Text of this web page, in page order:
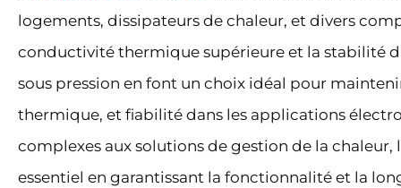
logements, dissipateurs de chaleur, et divers
conductivité thermique supérieure et la stabilité
sous pression en font un choix idéal pour
thermique, et fiabilité dans les applications
complexes aux solutions de gestion de la
essentiel en garantissant la fonctionnalité et la